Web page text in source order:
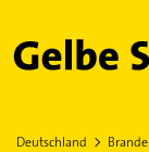
Gelbe
Deutschland